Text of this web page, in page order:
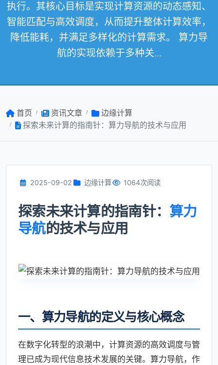
执行。其核心目标是实现计算资源的动态感知、
智能匹配与高效调度，从而提升整体计算效率，
降低能耗，并满足多样化的计算需求。 算力导
航的实现依赖于多种关...
首页 资讯文章
边缘计算
探索未来计算的指南针：算力导航的技术与应用
2025-09-02 边缘计算 1064次阅读
探索未来计算的指南针：算力
导航的技术与应用
一、算力导航的定义与核心概念
在数字化转型的浪潮中，计算资源的高效调度与管
理已成为现代信息技术发展的关键。算力导航，作